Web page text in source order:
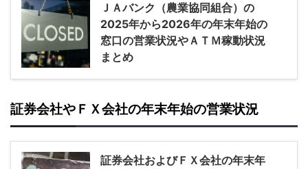
ＪＡバンク（農業協同組合）の
2025年から2026年の年末年始の
窓口の営業状況やＡＴＭ稼動状況
まとめ
証券会社やＦＸ会社の年末年始の営業状況
証券会社およびＦＸ会社の年末年